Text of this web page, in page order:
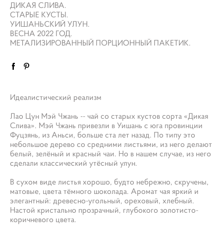
ДИКАЯ СЛИВА.
СТАРЫЕ КУСТЫ.
УИШАНЬСКИЙ УЛУН.
ВЕСНА 2022 ГОД.
МЕТАЛИЗИРОВАННЫЙ ПОРЦИОННЫЙ ПАКЕТИК.
Идеалистический реализм
Лао Цун Мэй Чжань -- чай со старых кустов сорта «Дикая
Слива». Мэй Чжань привезли в Уишань с юга провинции
Фуцзянь, из Аньси, больше ста лет назад. По типу это
небольшое дерево со средними листьями, из него делают
белый, зелёный и красный чаи. Но в нашем случае, из него
сделали классический утёсный улун.
В сухом виде листья хорошо, будто небрежно, скручены,
матовые, цвета тёмного шоколада. Аромат чая яркий и
элегантный: древесно-угольный, ореховый, хлебный.
Настой кристально прозрачный, глубокого золотисто-
коричневого цвета.